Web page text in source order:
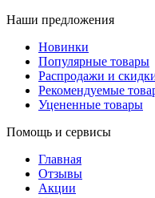
Наши предложения
Новинки
Популярные товары
Распродажи и
Рекомендуемые
Уцененные товары
Помощь и сервисы
Главная
Отзывы
Акции